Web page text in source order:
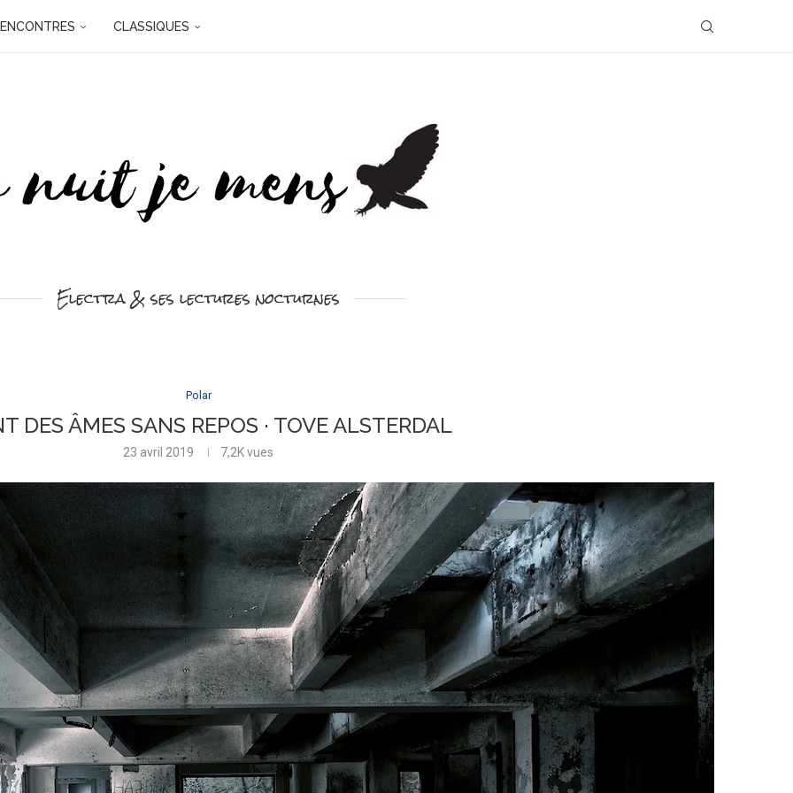
CLASSIQUES
Electra & ses lectures nocturnes
Polar
DES ÂMES SANS REPOS · TOVE ALSTERDAL
23 avril 2019 7,2Kvues